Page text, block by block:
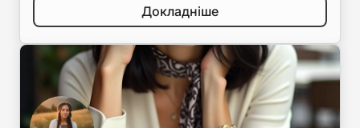
Докладніше